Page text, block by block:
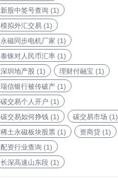
新股中签号查询 (1)
模拟外汇交易 (1)
永磁同步电机厂家 (1)
泰铢对人民币汇率(1)
深圳地产股 (1) 理财付融宝 (1)
瑞信银行被传破产(1)
碳交易个人开户 (1)
碳交易如何挣钱(1) 碳交易市场 (1)
稀土永磁板块股票(1) 资商贷(1)
配资行业查询 (1)
长深高速山东段(1)